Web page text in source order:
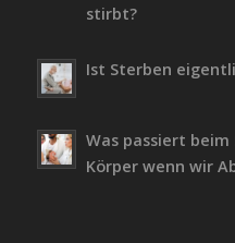
stirbt?
Ist Sterben
Was passiert beim
Körper wenn wir